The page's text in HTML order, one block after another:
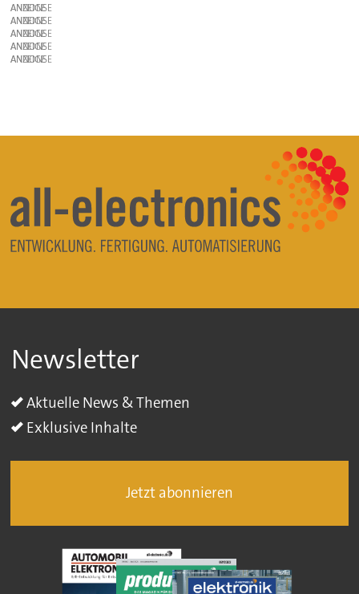
ANZEIGE
ANZEIGE
ANZEIGE
ANZEIGE
ANZEIGE
Newsletter
Aktuelle News & Themen
Exklusive Inhalte
Jetzt abonnieren